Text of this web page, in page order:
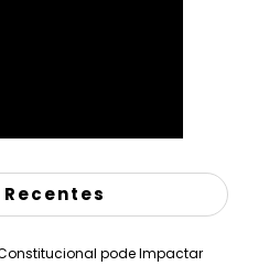
pode Impactar